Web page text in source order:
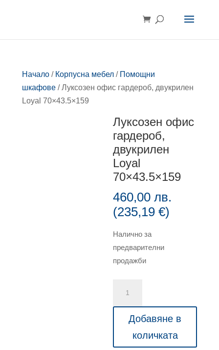
Начало/ Корпусна мебел/ Помощни
шкафове/ Луксозен офис гардероб, двукрилен
Loyal 70×43.5×159
Луксозен офис
гардероб,
двукрилен
Loyal
70×43.5×159
460,00лв.
(235,19€)
Налично за
предварителни
продажби
офис
гардероб,
Добавяне в
количката